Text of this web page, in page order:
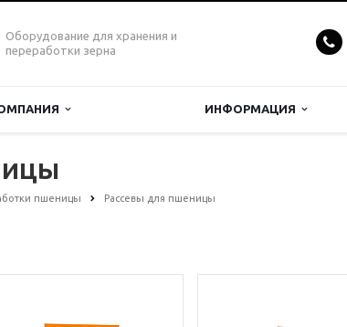
Оборудование для хранения и
переработки зерна
ИНФОРМАЦИЯ
пшеницы Рассевы для пшеницы